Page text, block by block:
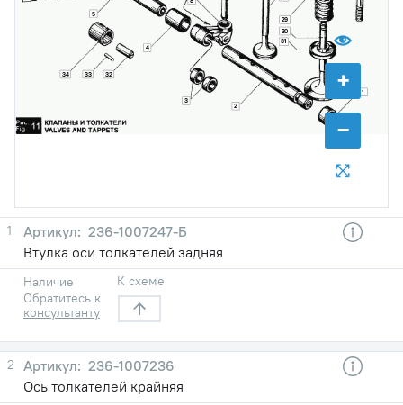
+
−
1
2
3
4
5
29
30
31
32
33
34
1
236-1007247-Б
Втулка оси толкателей задняя
Наличие
Обратитесь к
консультанту
К схеме
2
236-1007236
Ось толкателей крайняя